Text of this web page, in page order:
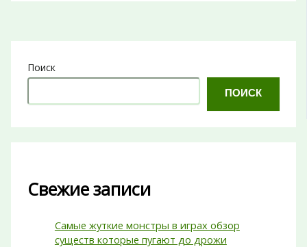
Поиск
ПОИСК
Свежие записи
Самые жуткие монстры в играх обзор
существ которые пугают до дрожи